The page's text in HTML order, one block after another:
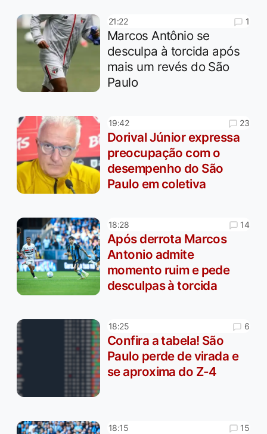
21:22 1
Marcos Antônio se
desculpa à torcida após
mais um revés do São
Paulo
19:42 23
Dorival Júnior expressa
preocupação com o
desempenho do São
Paulo em coletiva
18:28 14
Após derrota Marcos
Antonio admite
momento ruim e pede
desculpas à torcida
18:25 6
Confira a tabela! São
Paulo perde de virada e
se aproxima do Z-4
18:15 15